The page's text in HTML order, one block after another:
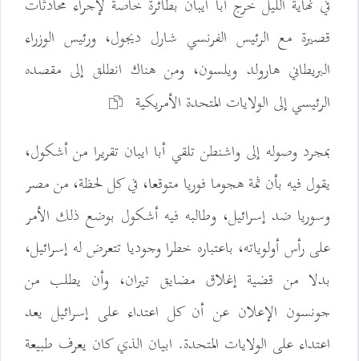
قصيرة مع الرئيس الفرنسي شارل ديجول، ورئيس الوزراء
البريطاني هارولد ويلسون، ومن هناك انطلق إلى مقصده
الرئيسي إلى الولايات المتحدة الأمريكية
بمجرد وصوله إلى واشنطن تلقي أبا ايبان تقريرا من أشكول،
يقول فيه بأن ثمة هجوما فوريا متوقعا، في كل لحظة، من مصر
وسوريا ضد إسرائيل، وطالبه فيه أشكول بوضع ذلك الأمر
على رأس أولوياته، باعتباره خطرا وجوديا تتعرض له إسرائيل،
بدلا من قضية إغلاق مضايق تيران، وأن يطلب من
جونسون الإعلان عن أن كل اعتداء على إسرائيل يعد
اعتداء على الولايات المتحدة. ابيان الذي كان يعرف طبيعة